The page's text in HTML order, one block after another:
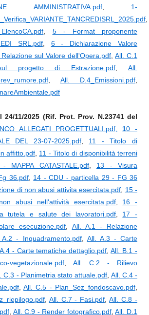
AMMINISTRATIVA.pdf, 1-
5 - Format proponente
SRL.pdf, 6 - Dichiarazione Valore
sul Valore dell'Opera.pdf All. C.1
progetto di Estrazione.pdf ,All.
All. D.4_Emissioni.pdf
11/2025 (Rif. Prot. Prov. N.23741 del
ALLEGATI PROGETTUALI.pdf, 10 -
DEL 23-07-2025.pdf, 11 - Titolo di
affitto.pdf 11 - Titolo di disponibilità terreni
MAPPA CATASTALE.pdf, 13 - Visura
36.pdf, 14 - CDU - particella 29 - FG 36
di non abusi attivita esercitata.pdf
15 -
abusi nell'attività esercitata.pdf, 16 -
tutela e salute dei lavoratori.pdf, 17 -
esecuzione.pdf
All. A.1 - Relazione
A.2 - Inquadramento.pdf, All. A.3 - Carte
- Carte tematiche dettaglio.pdf ,All. B.1 -
vegetazionale.pdf, All. C.2 - Rilievo
C.3 - Planimetria stato attuale.pdf All. C.4 -
,All. C.5 - Plan_Sez_fondoscavo.pdf
, All. C.7 - Fasi.pdf ,All. C.8 -
All. C.9 - Render fotografico.pdf,All. D.1